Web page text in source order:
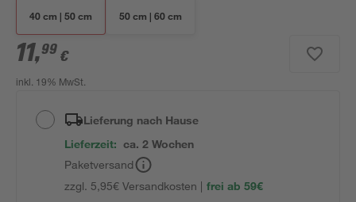
40 cm | 50 cm 50 cm | 60 cm
11,99 €
inkl. 19% MwSt.
Lieferung nach Hause
Lieferzeit: ca. 2 Wochen
Paketversand
zzgl. 5,95€ Versandkosten | frei ab 59€